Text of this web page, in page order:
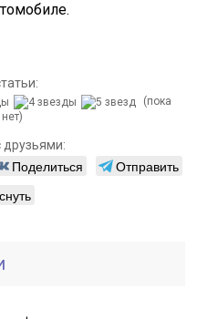
(пока
друзьями:
Поделиться
Отправить